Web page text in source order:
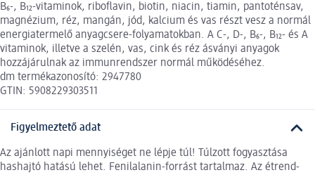
B₆-, B₁₂-vitaminok, riboflavin, biotin, niacin, tiamin, pantoténsav,
magnézium, réz, mangán, jód, kalcium és vas részt vesz a normál
energiatermelő anyagcsere-folyamatokban. A C-, D-, B₆-, B₁₂- és A
vitaminok, illetve a szelén, vas, cink és réz ásványi anyagok
hozzájárulnak az immunrendszer normál működéséhez.
dm termékazonosító: 2947780
GTIN: 5908229303511
Figyelmeztető adat
Az ajánlott napi mennyiséget ne lépje túl! Túlzott fogyasztása
hashajtó hatású lehet. Fenilalanin-forrást tartalmaz. Az étrend-